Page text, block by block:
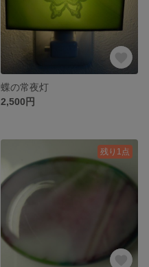
蝶の常夜灯
2,500円
残り1点